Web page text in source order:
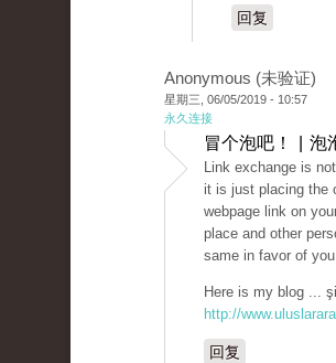
回复
Anonymous (未验证)
星期三, 06/05/2019 - 10:57
永久连接
冒个泡吧！ | 泡
Link exchange is
it is just placing the
webpage link on
place and other
same in favor of
Here is my blog ...
http://
回复